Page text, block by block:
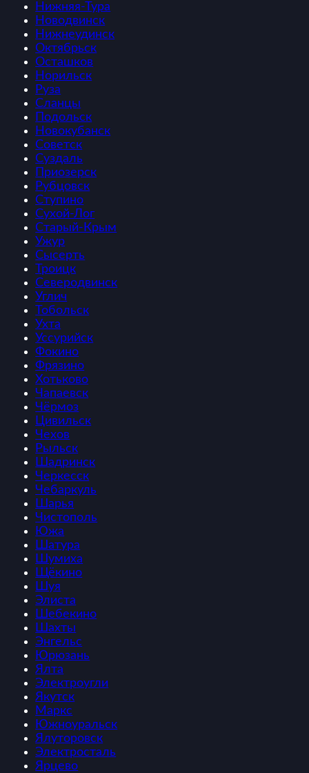
Нижняя-Тура
Новодвинск
Нижнеудинск
Октябрьск
Осташков
Норильск
Руза
Сланцы
Подольск
Новокубанск
Советск
Суздаль
Приозерск
Рубцовск
Ступино
Сухой-Лог
Старый-Крым
Ужур
Сысерть
Троицк
Северодвинск
Углич
Тобольск
Ухта
Уссурийск
Фокино
Фрязино
Хотьково
Чапаевск
Чёрмоз
Цивильск
Чехов
Рыльск
Шадринск
Черкесск
Чебаркуль
Шарья
Чистополь
Южа
Шатура
Шумиха
Щёкино
Шуя
Элиста
Шебекино
Шахты
Энгельс
Юрюзань
Ялта
Электроугли
Якутск
Маркс
Южноуральск
Ялуторовск
Электросталь
Ярцево